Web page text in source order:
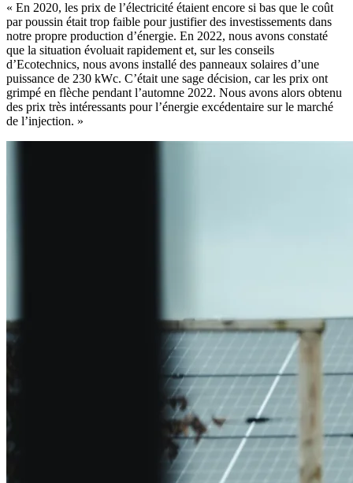
« En 2020, les prix de l’électricité étaient encore si bas que le coût
par poussin était trop faible pour justifier des investissements dans
notre propre production d’énergie. En 2022, nous avons constaté
que la situation évoluait rapidement et, sur les conseils
d’Ecotechnics, nous avons installé des panneaux solaires d’une
puissance de 230 kWc. C’était une sage décision, car les prix ont
grimpé en flèche pendant l’automne 2022. Nous avons alors obtenu
des prix très intéressants pour l’énergie excédentaire sur le marché
de l’injection. »